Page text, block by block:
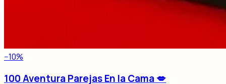
−10%
100 Aventura Parejas En la Cama 💋